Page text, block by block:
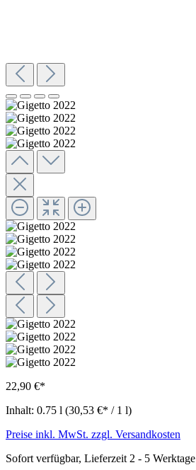
22,90 €*
Inhalt: 0.75 l (30,53 €* / 1 l)
Preise inkl. MwSt. zzgl. Versandkosten
Sofort verfügbar, Lieferzeit 2 - 5 Werktage